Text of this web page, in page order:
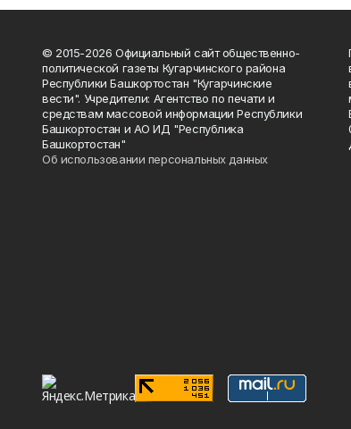
© 2015-2026 Официальный сайт общественно-
политической газеты Кугарчинского района
Республики Башкортостан "Кугарчинские
вести". Учредители: Агентство по печати и
средствам массовой информации Республики
Башкортостан и АО ИД "Республика
Башкортостан"
Об использовании персональных данных